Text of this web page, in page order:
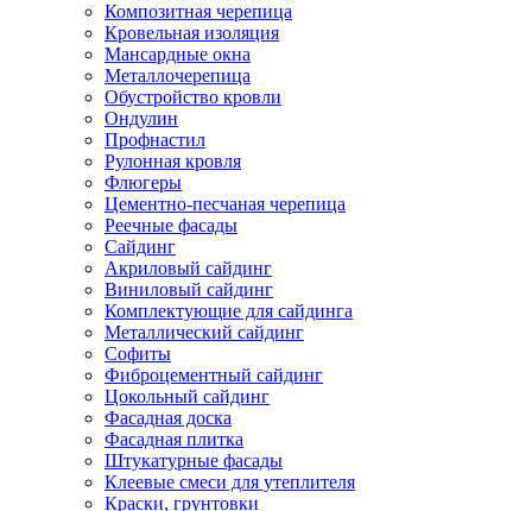
Композитная черепица
Кровельная изоляция
Мансардные окна
Металлочерепица
Обустройство кровли
Ондулин
Профнастил
Рулонная кровля
Флюгеры
Цементно-песчаная черепица
Реечные фасады
Сайдинг
Акриловый сайдинг
Виниловый сайдинг
Комплектующие для сайдинга
Металлический сайдинг
Софиты
Фиброцементный сайдинг
Цокольный сайдинг
Фасадная доска
Фасадная плитка
Штукатурные фасады
Клеевые смеси для утеплителя
Краски, грунтовки